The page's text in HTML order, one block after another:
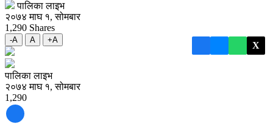
पालिका लाइभ
२०७४ माघ १, सोमबार
1,290 Shares
X
-A A +A
पालिका लाइभ
२०७४ माघ १, सोमबार
1,290